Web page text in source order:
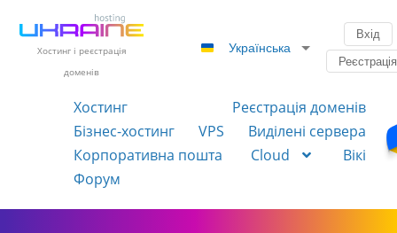
Хостинг і реєстрація
доменів
Українська
Вхід
Реєстрація
Хостинг
Реєстрація доменів
Бізнес-хостинг
VPS
Виділені сервера
Корпоративна пошта
Cloud
Вікі
Форум